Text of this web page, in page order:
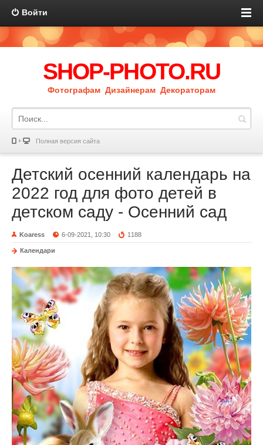
Войти
SHOP-PHOTO.RU
Фотографам Дизайнерам Декораторам
Полная версия сайта
Детский осенний календарь на
2022 год для фото детей в
детском саду - Осенний сад
Koaress 6-09-2021, 10:30 1188
Календари